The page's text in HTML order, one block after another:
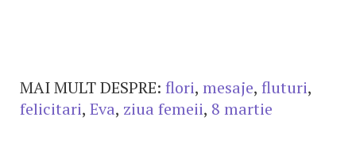
MAI MULT DESPRE: flori, mesaje, fluturi,
felicitari, Eva, ziua femeii, 8 martie